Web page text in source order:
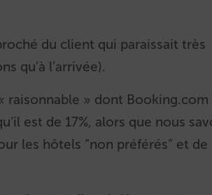
du client qui paraissait très
qu’à l’arrivée).
raisonnable » dont Booking.com
est de 17%, alors que nous
les hôtels “non préférés” et de